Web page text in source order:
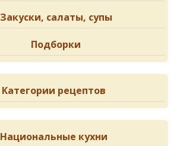
Закуски, салаты, супы
Подборки
Категории рецептов
Национальные кухни